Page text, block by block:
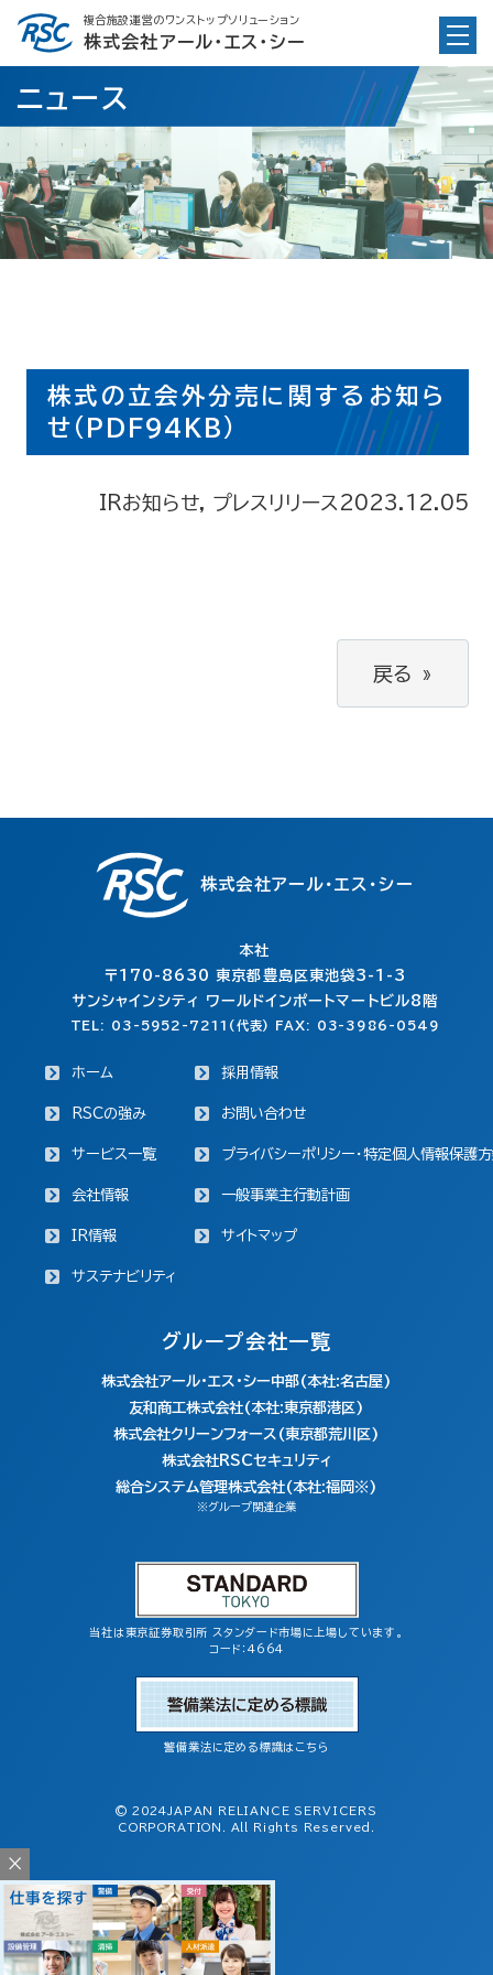
Skip
content
複合施設運営のワンストップソリューション
株式会社アール・エス・シー
ニュース
株式の立会外分売に関するお知ら
せ(PDF94KB)
IRお知らせ, プレスリリース 2023.12.05
戻る »
×
株式会社アール・エス・シー
本社
〒170-8630東京都豊島区東池袋3-1-3
サンシャインシティ ワールドインポートマートビル8階
TEL: 03-5952-7211(代表) FAX: 03-3986-0549
ホーム
RSCの強み
サービス一覧
会社情報
IR情報
サステナビリティ
採用情報
お問い合わせ
プライバシーポリシー・特定個人情報保護
一般事業主行動計画
サイトマップ
グループ会社一覧
株式会社アール・エス・シー中部(本社:名古屋)
友和商工株式会社(本社:東京都港区)
株式会社クリーンフォース(東京都荒川区)
株式会社RSCセキュリティ
総合システム管理株式会社(本社:福岡※)
※グループ関連企業
当社は東京証券取引所 スタンダード市場に上場しています。
コード：4664
警備業法に定める標識はこちら
© 2024JAPAN RELIANCE SERVICERS
CORPORATION. All Rights Reserved.